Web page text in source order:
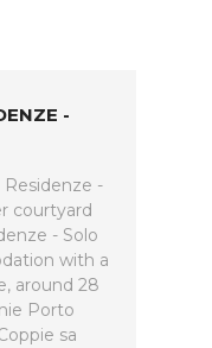
-
-
courtyard
- Solo
with a
around 28
Porto
sa